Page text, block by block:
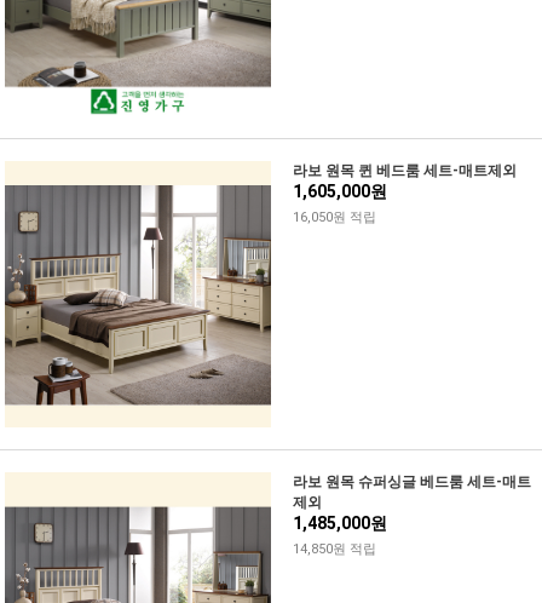
라보 원목 퀸 베드룸 세트-매트제외
1,605,000원
16,050원 적립
라보 원목 슈퍼싱글 베드룸 세트-매트
제외
1,485,000원
14,850원 적립